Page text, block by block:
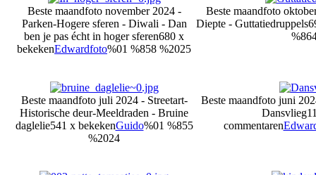
Beste maandfoto november 2024 -
Parken-Hogere sferen - Diwali - Dan
ben je pas écht in hoger sferen680 x
bekekenEdwardfoto%01 %858 %2025
Beste maandfoto
Diepte - Guttatiedruppels
Beste maandfoto juli 2024 - Streetart-
Historische deur-Meeldraden - Bruine
daglelie541 x bekekenGuido%01 %855
%2024
Beste maandfoto juni
Dansvlieg
commentaren